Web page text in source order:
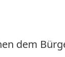
dem